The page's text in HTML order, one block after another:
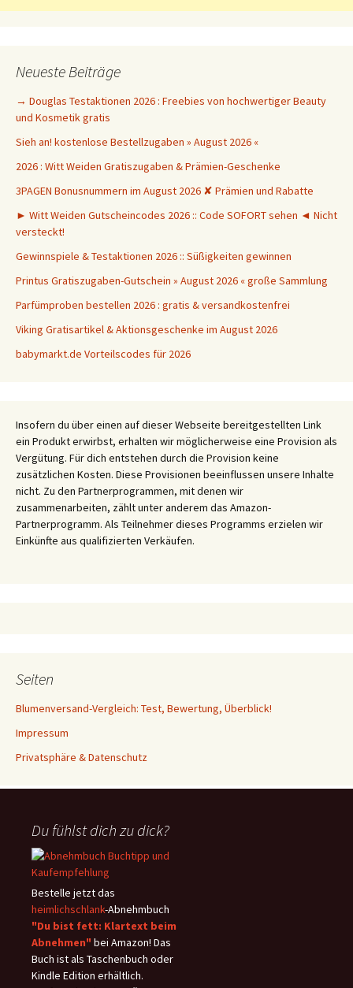
Neueste Beiträge
→ Douglas Testaktionen 2026 : Freebies von hochwertiger Beauty
und Kosmetik gratis
Sieh an! kostenlose Bestellzugaben » August 2026 «
2026 : Witt Weiden Gratiszugaben & Prämien-Geschenke
3PAGEN Bonusnummern im August 2026 ✘ Prämien und Rabatte
► Witt Weiden Gutscheincodes 2026 :: Code SOFORT sehen ◄ Nicht
versteckt!
Gewinnspiele & Testaktionen 2026 :: Süßigkeiten gewinnen
Printus Gratiszugaben-Gutschein » August 2026 « große Sammlung
Parfümproben bestellen 2026 : gratis & versandkostenfrei
Viking Gratisartikel & Aktionsgeschenke im August 2026
babymarkt.de Vorteilscodes für 2026
Insofern du über einen auf dieser Webseite bereitgestellten Link
ein Produkt erwirbst, erhalten wir möglicherweise eine Provision als
Vergütung. Für dich entstehen durch die Provision keine
zusätzlichen Kosten. Diese Provisionen beeinflussen unsere Inhalte
nicht. Zu den Partnerprogrammen, mit denen wir
zusammenarbeiten, zählt unter anderem das Amazon-
Partnerprogramm. Als Teilnehmer dieses Programms erzielen wir
Einkünfte aus qualifizierten Verkäufen.
Seiten
Blumenversand-Vergleich: Test, Bewertung, Überblick!
Impressum
Privatsphäre & Datenschutz
Du fühlst dich zu dick?
Bestelle jetzt das
heimlichschlank-Abnehmbuch
"Du bist fett: Klartext beim
Abnehmen" bei Amazon! Das
Buch ist als Taschenbuch oder
Kindle Edition erhältlich.